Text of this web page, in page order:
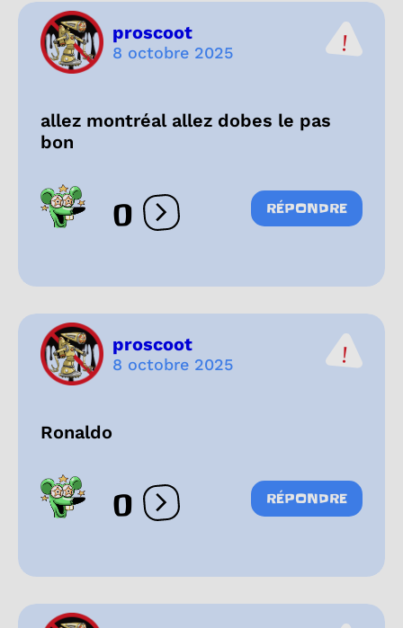
proscoot
8 octobre 2025
allez montréal allez dobes le pas
bon
0 Ouvrir les réactions
RÉPONDRE
proscoot
8 octobre 2025
Ronaldo
0 Ouvrir les réactions
RÉPONDRE